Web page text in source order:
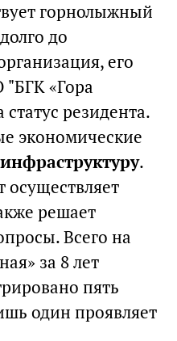
горнолыжный
до
его
«Гора
резидента.
экономические
.
осуществляет
решает
Всего на
за 8 лет
пять
один проявляет